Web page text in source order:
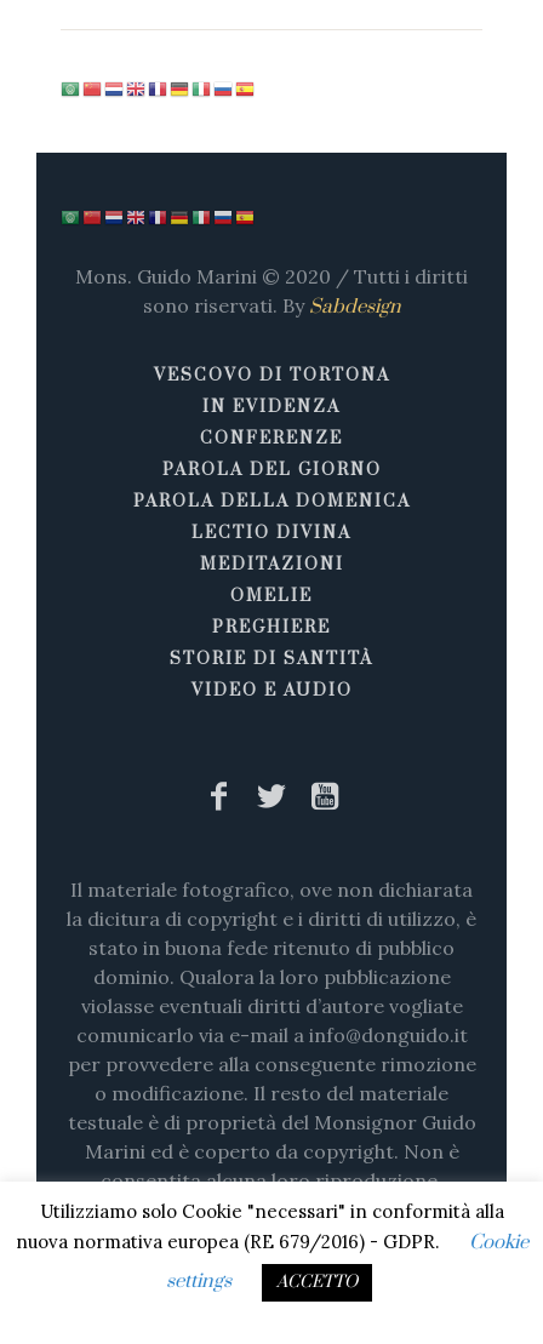
Mons. Guido Marini © 2020 / Tutti i diritti
sono riservati. By Sabdesign
VESCOVO DI TORTONA
IN EVIDENZA
CONFERENZE
PAROLA DEL GIORNO
PAROLA DELLA DOMENICA
LECTIO DIVINA
MEDITAZIONI
OMELIE
PREGHIERE
STORIE DI SANTITÀ
VIDEO E AUDIO
Il materiale fotografico, ove non dichiarata
la dicitura di copyright e i diritti di utilizzo, è
stato in buona fede ritenuto di pubblico
dominio. Qualora la loro pubblicazione
violasse eventuali diritti d’autore vogliate
comunicarlo via e-mail a info@donguido.it
per provvedere alla conseguente rimozione
o modificazione. Il resto del materiale
testuale è di proprietà del Monsignor Guido
Marini ed è coperto da copyright. Non è
consentita alcuna loro riproduzione,
nemmeno parziale (su stampa o in digitale)
senza il consenso esplicito.
Utilizziamo solo Cookie "necessari" in conformità alla
nuova normativa europea (RE 679/2016) - GDPR.
Cookie
settings
ACCETTO